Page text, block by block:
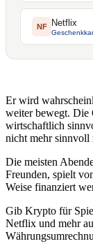
NF Netflix
Er wird
weiter bewegt. Die
wirtschaftlich
nicht mehr sinnvoll
Die meisten
Freunden, spielt
Weise finanziert
Gib Krypto für
Netflix und mehr